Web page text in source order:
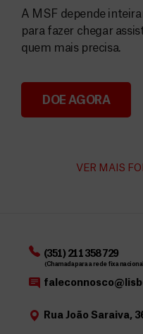
Angarie
A MSF depende
para fazer chegar
quem mais precisa.
DOE AGORA
VER MAIS
(351) 211 358 729
(Chamada para a rede fixa
Rua João Saraiva,